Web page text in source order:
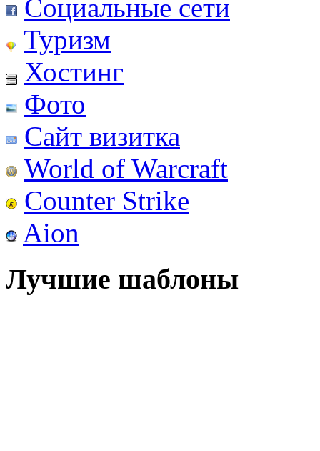
Социальные сети
Туризм
Хостинг
Фото
Сайт визитка
World of Warcraft
Counter Strike
Aion
Лучшие шаблоны